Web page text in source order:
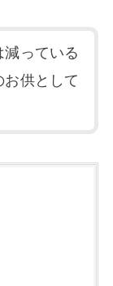
っている
供として